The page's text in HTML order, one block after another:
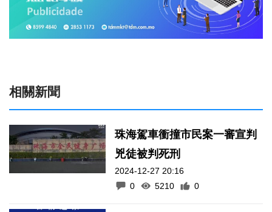
相關新聞
珠海駕車衝撞市民案一審宣判
兇徒被判死刑
2024-12-27 20:16
0
5210 0